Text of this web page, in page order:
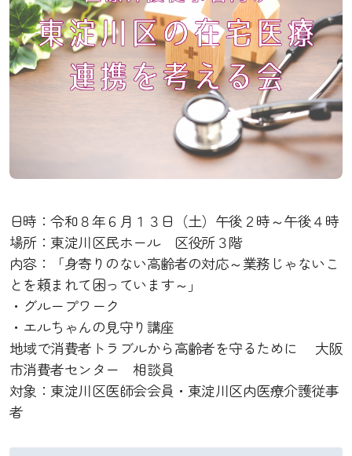
日時：令和８年６月１３日（土）午後２時～午後４時
場所：東淀川区民ホール 区役所３階
内容：「身寄りのない高齢者の対応～業務じゃないこ
とを頼まれて困っています～ 」
・グループワーク
・エルちゃんの見守り講座
地域で消費者トラブルから高齢者を守るために
大阪
市消費者センター 相談員
対象：東淀川区医師会会員・東淀川区内医療介護従事
者